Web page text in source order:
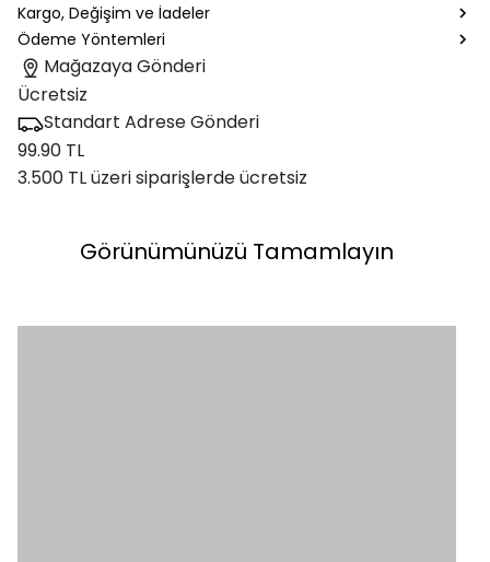
Kargo, Değişim ve İadeler
Ödeme Yöntemleri
Mağazaya Gönderi
Ücretsiz
Standart Adrese Gönderi
99.90 TL
3.500 TL üzeri siparişlerde ücretsiz
Görünümünüzü Tamamlayın